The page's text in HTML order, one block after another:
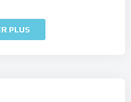
PLUS